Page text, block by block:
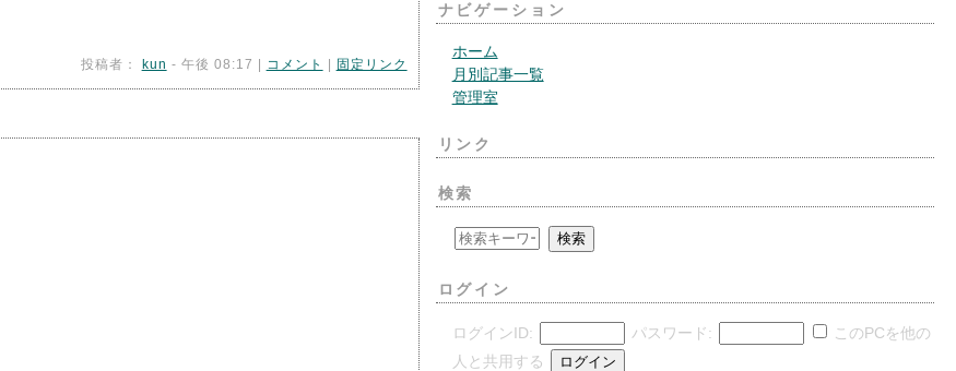
投稿者： kun - 午後 08:17 | コメント 固定リンク
ナビゲーション
ホーム
月別記事一覧
管理室
リンク
検索
ログイン
ログインID: パスワード:
このPCを他の
人と共用する